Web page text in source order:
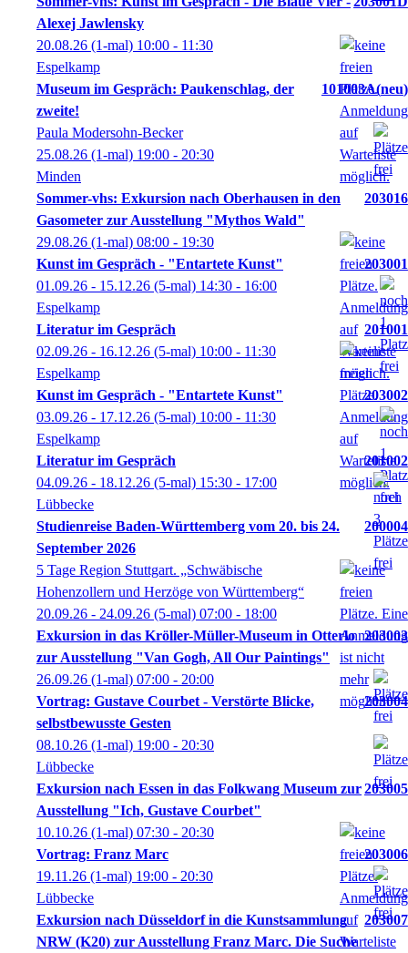
Alexej Jawlensky
20.08.26 (1-mal) 10:00 - 11:30
Espelkamp
Museum im Gespräch: Paukenschlag, der
zweite!
101003A neu
Paula Modersohn-Becker
25.08.26 (1-mal) 19:00 - 20:30
Minden
Sommer-vhs: Exkursion nach Oberhausen in den
Gasometer zur Ausstellung "Mythos Wald"
203016
29.08.26 (1-mal) 08:00 - 19:30
Kunst im Gespräch - "Entartete Kunst"
203001
01.09.26 - 15.12.26 (5-mal) 14:30 - 16:00
Espelkamp
Literatur im Gespräch
201001
02.09.26 - 16.12.26 (5-mal) 10:00 - 11:30
Espelkamp
Kunst im Gespräch - "Entartete Kunst"
203002
03.09.26 - 17.12.26 (5-mal) 10:00 - 11:30
Espelkamp
Literatur im Gespräch
201002
04.09.26 - 18.12.26 (5-mal) 15:30 - 17:00
Lübbecke
Studienreise Baden-Württemberg vom 20. bis 24.
September 2026
200004
5 Tage Region Stuttgart. „Schwäbische
Hohenzollern und Herzöge von Württemberg“
20.09.26 - 24.09.26 (5-mal) 07:00 - 18:00
Exkursion in das Kröller-Müller-Museum in Otterlo
zur Ausstellung "Van Gogh, All Our Paintings"
203003
26.09.26 (1-mal) 07:00 - 20:00
Vortrag: Gustave Courbet - Verstörte Blicke,
selbstbewusste Gesten
203004
08.10.26 (1-mal) 19:00 - 20:30
Lübbecke
Exkursion nach Essen in das Folkwang Museum zur
Ausstellung "Ich, Gustave Courbet"
203005
10.10.26 (1-mal) 07:30 - 20:30
Vortrag: Franz Marc
203006
19.11.26 (1-mal) 19:00 - 20:30
Lübbecke
Exkursion nach Düsseldorf in die Kunstsammlung
NRW (K20) zur Ausstellung Franz Marc. Die Suche
203007